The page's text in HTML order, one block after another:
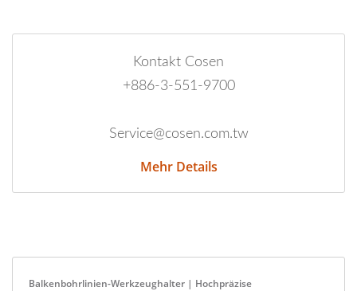
Kontakt Cosen
+886-3-551-9700
Service@cosen.com.tw
Mehr Details
Balkenbohrlinien-Werkzeughalter | Hochpräzise